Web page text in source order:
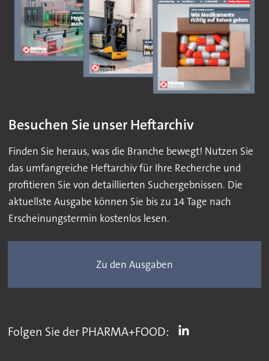
Besuchen Sie unser Heftarchiv
Finden Sie heraus, was die Branche bewegt! Nutzen Sie
das umfangreiche Heftarchiv für Ihre Recherche und
profitieren Sie von detaillierten Suchergebnissen. Die
aktuellste Ausgabe können Sie bis zu 14 Tage nach
Erscheinungstermin kostenlos lesen.
Zu den Ausgaben
Folgen Sie der PHARMA+FOOD: